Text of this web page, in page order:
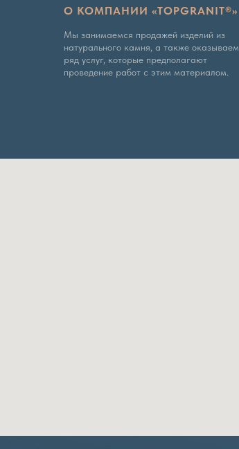
О КОМПАНИИ «TOPGRANIT®»
Мы занимаемся продажей изделий из
натурального камня, а также оказываем
ряд услуг, которые предполагают
проведение работ с этим материалом.